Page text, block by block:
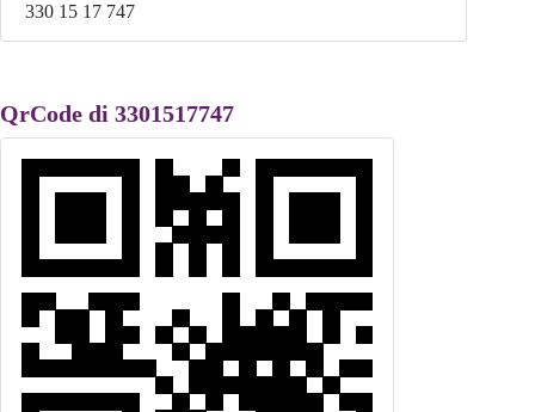
330 15 17 747
QrCode di 3301517747